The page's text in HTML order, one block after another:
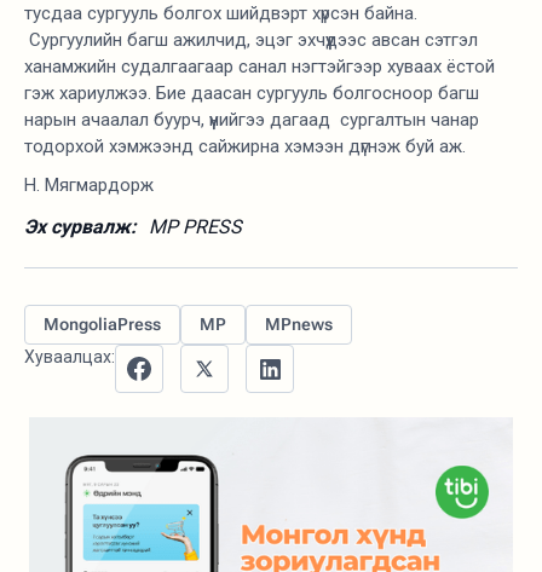
тусдаа сургууль болгох шийдвэрт хүрсэн байна.
Сургуулийн багш ажилчид, эцэг эхчүүдээс авсан сэтгэл
ханамжийн судалгаагаар санал нэгтэйгээр хуваах ёстой
гэж хариулжээ. Бие даасан сургууль болгосноор багш
нарын ачаалал буурч, үүнийгээ дагаад сургалтын чанар
тодорхой хэмжээнд сайжирна хэмээн дүгнэж буй аж.
Н. Мягмардорж
Эх сурвалж: MP PRESS
MongoliaPress MP
MPnews
Хуваалцах: